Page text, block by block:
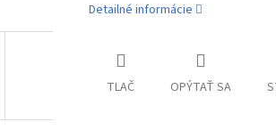
Detailné informácie
TLAČ OPÝTAŤ SA